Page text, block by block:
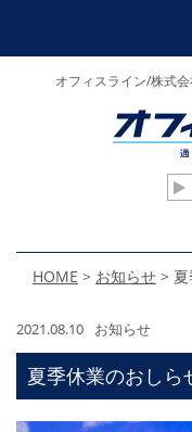
オフィスライン/株式
HOME > お知らせ >
2021.08.10 お知らせ
夏季休業のおしら